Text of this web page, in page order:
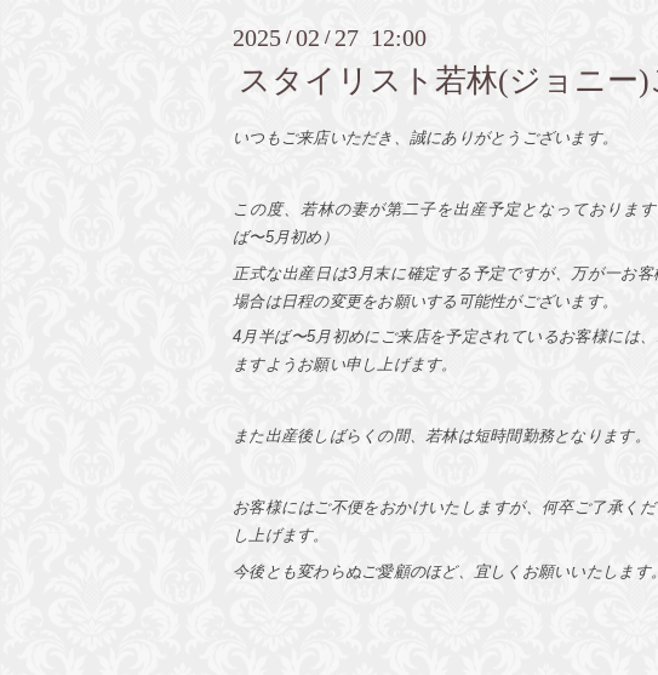
2025 /02 / 27 12:00
スタイリスト若林(ジョニー)
いつもご来店いただき、誠にありがとうございます。
この度、若林の妻が第二子を出産予定となっておりま
ば〜5月初め）
正式な出産日は3月末に確定する予定ですが、万が一お
場合は日程の変更をお願いする可能性がございます。
4月半ば〜5月初めにご来店を予定されているお客様には
ますようお願い申し上げます。
また出産後しばらくの間、若林は短時間勤務となります。
お客様にはご不便をおかけいたしますが、何卒ご了承く
し上げます。
今後とも変わらぬご愛顧のほど、宜しくお願いいたします。